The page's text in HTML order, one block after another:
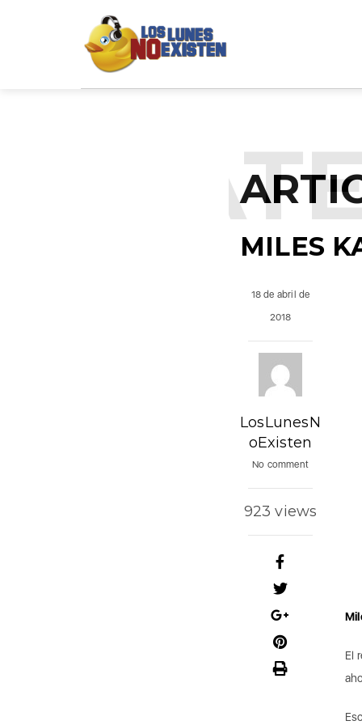
MILES
El
18 de abril de
2018
LosLunesN
oExisten
No comment
923 views